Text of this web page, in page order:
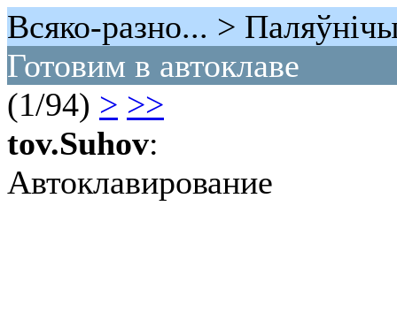
Всяко-разно... >
Готовим в автоклаве
(1/94) > >>
tov.Suhov:
Автоклавирование